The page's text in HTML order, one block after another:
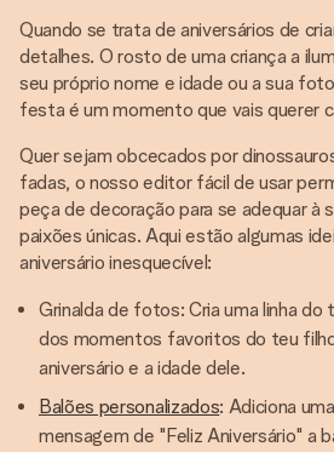
Quando se trata de aniversários de
detalhes. O rosto de uma criança a
seu próprio nome e idade ou a sua
festa é um momento que vais querer
Quer sejam obcecados por
fadas, o nosso editor fácil de usar
peça de decoração para se adequar à
paixões únicas. Aqui estão algumas
aniversário inesquecível:
Grinalda de fotos: Cria uma linha do
dos momentos favoritos do teu
aniversário e a idade dele.
Balões personalizados: Adiciona
mensagem de "Feliz Aniversário" a